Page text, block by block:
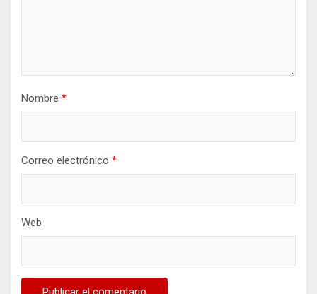
Nombre *
Correo electrónico *
Web